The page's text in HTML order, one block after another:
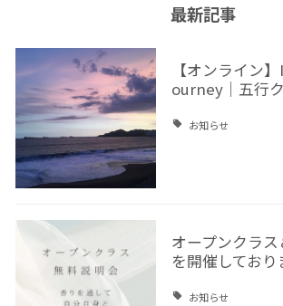
最新記事
【オンライン
ourney｜五行
お知らせ
オープンクラ
を開催しており
お知らせ